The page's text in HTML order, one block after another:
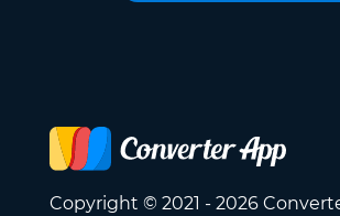
Copyright © 2021 - 2026